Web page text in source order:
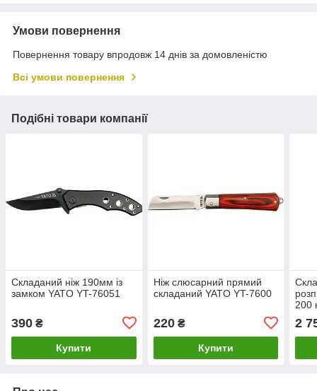
Умови повернення
Повернення товару впродовж 14 днів за домовленістю
Всі умови повернення
Подібні товари компанії
Складаний ніж 190мм із
замком YATO YT-76051
390 ₴
Купити
Ніж слюсарний прямий
складаний YATO YT-7600
220₴
Купити
200
2